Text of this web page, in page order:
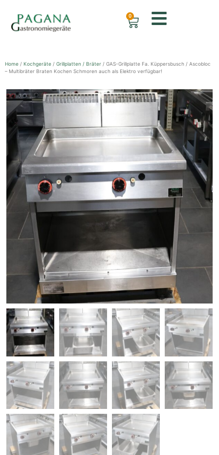
0
Home / Kochgeräte / Grillplatten / Bräter / GAS-Grillplatte Fa. Küppersbusch / Ascobloc
– Multibräter Braten Kochen Schmoren auch als Elektro verfügbar!